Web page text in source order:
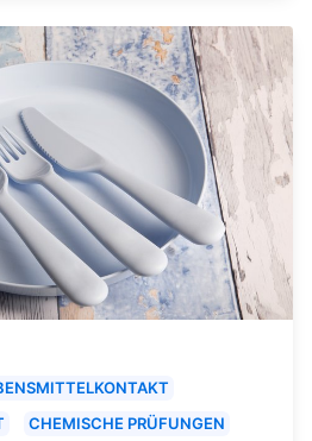
CHEMISCHE PRÜFUNGEN